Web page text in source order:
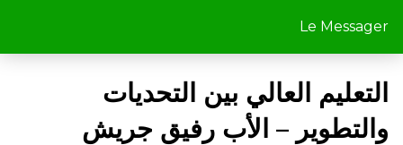
Le Messager
التعليم العالي بين التحديات
والتطوير – الأب رفيق جريش